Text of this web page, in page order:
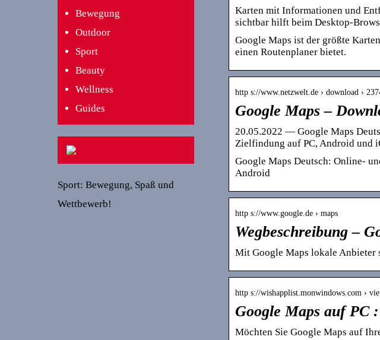
Karten mit Informationen und
sichtbar hilft beim Desktop-
Google Maps ist der größte
einen Routenplaner bietet.
http s://www.netzwelt.de › download ›
Google Maps –
20.05.2022 — Google Maps
Zielfindung auf PC, Android und
Google Maps Deutsch: Online-
Android
http s://www.google.de › maps
Wegbeschreibung –
Mit Google Maps lokale Anbieter
http s://wishapplist.monwindows.com ›
Google Maps auf PC
Möchten Sie Google Maps auf
Bewegung
Outdoor
Sport
Beauty
Wellness
Guides
Sport: Bewegung, Spaß und
Wettbewerb!